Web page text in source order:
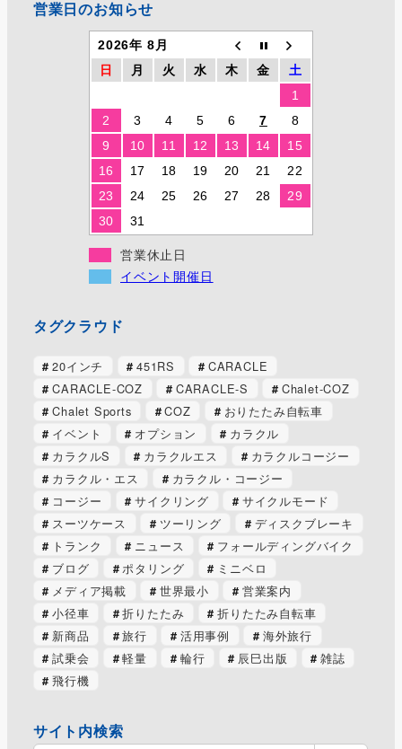
営業日のお知らせ
2026年 8月
日
月 火 水 木 金
土
1
2
3 4 5 6 7
8
9
10 11 12 13 14
15
16
17 18 19 20 21
22
23
24 25 26 27 28
29
30
31
営業休止日
イベント開催日
タグクラウド
20インチ 451RS
CARACLE
CARACLE-COZ
CARACLE-S
Chalet-COZ
Chalet Sports
COZ
おりたたみ自転車
イベント
オプション
カラクル
カラクルS
カラクルエス
カラクルコージー
カラクル・エス
カラクル・コージー
コージー
サイクリング
サイクルモード
スーツケース
ツーリング
ディスクブレーキ
トランク
ニュース
フォールディングバイク
ブログ
ポタリング
ミニベロ
メディア掲載
世界最小
営業案内
小径車
折りたたみ
折りたたみ自転車
新商品
旅行 活用事例
海外旅行
試乗会
軽量 輪行 辰巳出版
雑誌
飛行機
サイト内検索